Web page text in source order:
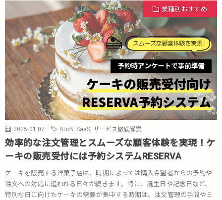
業種別おすすめ
2025.01.07 BtoB, SaaS, サービス徹底解説
効率的な注文管理とスムーズな顧客体験を実現！ケ
ーキの販売受付には予約システムRESERVA
ケーキを販売する洋菓子店は、時期によっては購入希望者からの予約や
注文への対応に追われる日々が続きます。特に、誕生日や記念日など、
特別な日に向けたケーキの需要が集中する時期は、注文管理の手間やミ